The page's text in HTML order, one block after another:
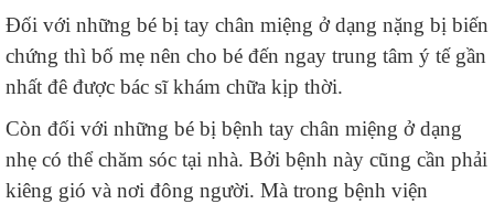
Đối với những bé bị tay chân miệng ở dạng nặng bị biến
chứng thì bố mẹ nên cho bé đến ngay trung tâm ý tế gần
nhất đê được bác sĩ khám chữa kịp thời.
Còn đối với những bé bị bệnh tay chân miệng ở dạng
nhẹ có thể chăm sóc tại nhà. Bởi bệnh này cũng cần phải
kiêng gió và nơi đông người. Mà trong bệnh viện